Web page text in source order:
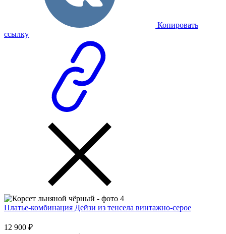
Копировать
ссылку
Платье-комбинация Дейзи из тенсела винтажно-серое
12 900 ₽